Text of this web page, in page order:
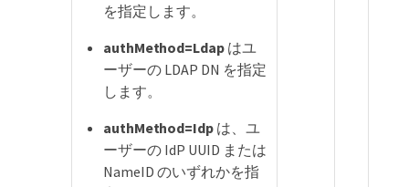
を指定します。
authMethod=Ldapはユ
ーザーの LDAP DN を指定
します。
authMethod=Idpは、ユ
ーザーの IdP UUID または
NameID のいずれかを指